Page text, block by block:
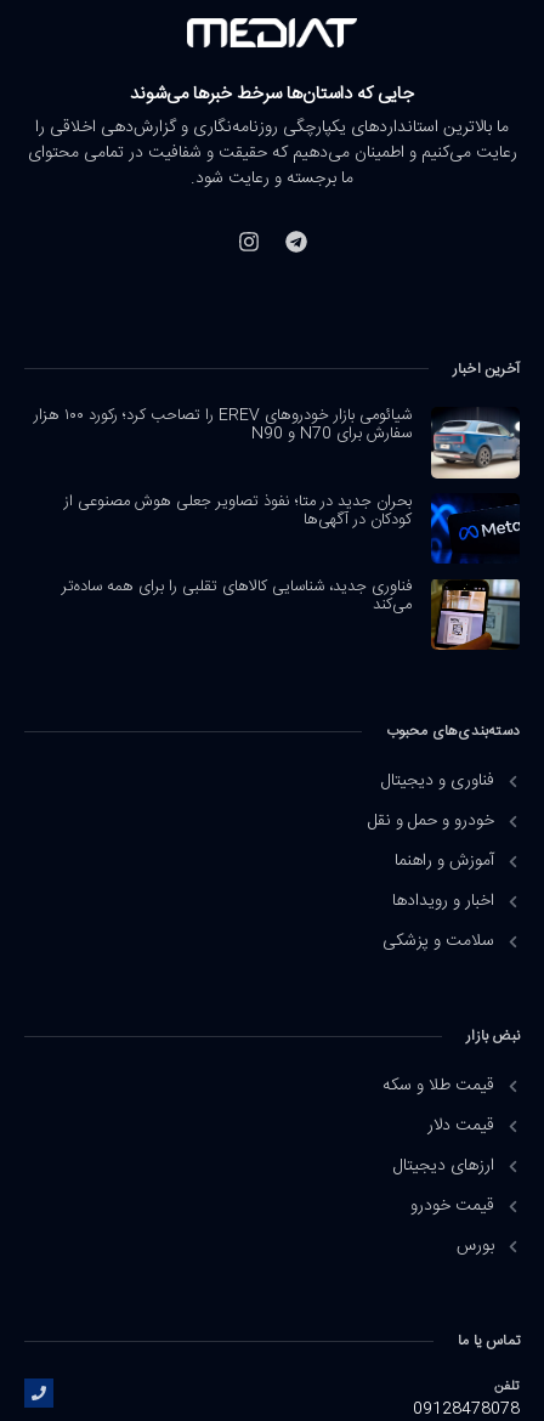
جایی که داستان‌ها سرخط خبرها می‌شوند
ما بالاترین استانداردهای یکپارچگی روزنامه‌نگاری و گزارش‌دهی اخلاقی را
رعایت می‌کنیم و اطمینان می‌دهیم که حقیقت و شفافیت در تمامی محتوای
ما برجسته و رعایت شود.
آخرین اخبار
شیائومی بازار خودروهای EREV را تصاحب کرد؛ رکورد ۱۰۰ هزار
سفارش برای N70 و N90
بحران جدید در متا؛ نفوذ تصاویر جعلی هوش مصنوعی از
کودکان در آگهی‌ها
فناوری جدید، شناسایی کالاهای تقلبی را برای همه ساده‌تر
می‌کند
دسته‌بندی‌های محبوب
فناوری و دیجیتال
خودرو و حمل و نقل
آموزش و راهنما
اخبار و رویدادها
سلامت و پزشکی
نبض بازار
قیمت طلا و سکه
قیمت دلار
ارزهای دیجیتال
قیمت خودرو
بورس
تماس یا ما
تلفن
09128478078